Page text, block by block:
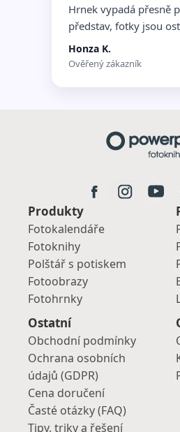
Hrnek vypadá přesně
představ, fotky jsou
Honza K.
Ověřený zákazník
Produkty
Fotokalendáře
Fotoknihy
Polštář s potiskem
Fotoobrazy
Fotohrnky
Ostatní
Obchodní podmínky
Ochrana osobních
údajů (GDPR)
Cena doručení
Časté otázky (FAQ)
Tipy, triky a řešení